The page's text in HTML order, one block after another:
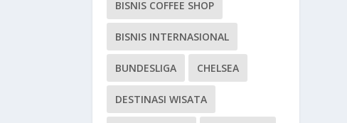
BISNIS COFFEE SHOP
BISNIS INTERNASIONAL
BUNDESLIGA CHELSEA
DESTINASI WISATA